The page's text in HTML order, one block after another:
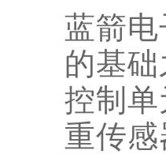
蓝箭
的基
控制
重传